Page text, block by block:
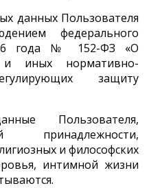
данных Пользователя
федерального
года № 152-ФЗ «О
и иных нормативно-
защиту
Пользователя,
принадлежности,
и философских
интимной жизни